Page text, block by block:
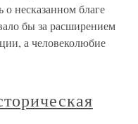
несказанном благе
бы за расширением
а человеколюбие